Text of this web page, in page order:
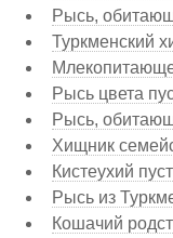
Рысь,
Туркменский
Рысь цвета
Рысь,
Хищник
Кистеухий
Рысь из
Кошачий